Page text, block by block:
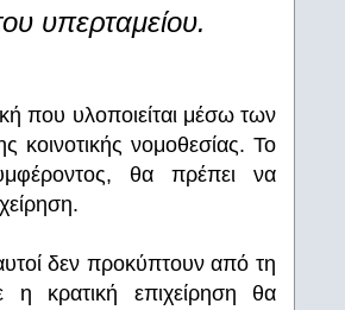
υπερταμείου.
που υλοποιείται μέσω των
κοινοτικής νομοθεσίας. Το
θα πρέπει να
δεν προκύπτουν από τη
κρατική επιχείρηση θα